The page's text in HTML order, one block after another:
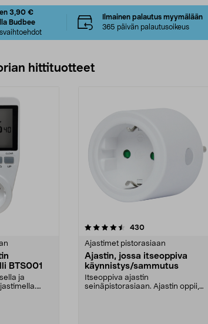
3,90 €
Budbee
Ilmainen palautus myymälään
365 päivän palautusoikeus
hittituotteet
BTS001
ja
430arvostelut
Ajastimet pistorasiaan
Ajastin, jossa itseoppiva
käynnistys/sammutus
Itseoppiva ajastin
seinäpistorasiaan. Ajastin oppii,
4.5 viidestä